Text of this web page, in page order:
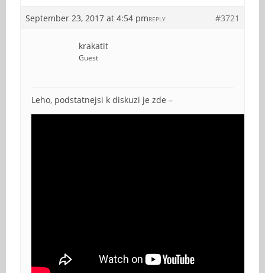
September 23, 2017 at 4:54 pm #3721
REPLY
krakatit
Guest
Leho, podstatnejsi k diskuzi je zde –